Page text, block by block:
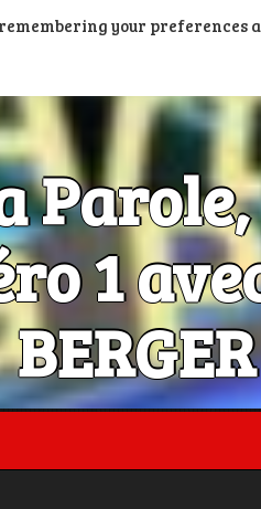
RADIOS FM ET DAB+
1
BERGER
your preferences